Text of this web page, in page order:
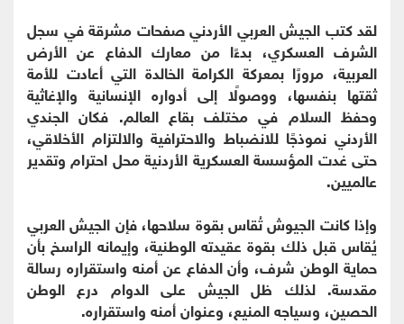
لقد كتب الجيش العربي الأردني صفحات مشرقة في سجل
الشرف العسكري، بدءًا من معارك الدفاع عن الأرض
العربية، مرورًا بمعركة الكرامة الخالدة التي أعادت للأمة
ثقتها بنفسها، ووصولًا إلى أدواره الإنسانية والإغاثية
وحفظ السلام في مختلف بقاع العالم. فكان الجندي
الأردني نموذجًا للانضباط والاحترافية والالتزام الأخلاقي،
حتى غدت المؤسسة العسكرية الأردنية محل احترام وتقدير
عالميين.
وإذا كانت الجيوش تُقاس بقوة سلاحها، فإن الجيش العربي
يُقاس قبل ذلك بقوة عقيدته الوطنية، وإيمانه الراسخ بأن
حماية الوطن شرف، وأن الدفاع عن أمنه واستقراره رسالة
مقدسة. لذلك ظل الجيش على الدوام درع الوطن
الحصين، وسياجه المنيع، وعنوان أمنه واستقراره.